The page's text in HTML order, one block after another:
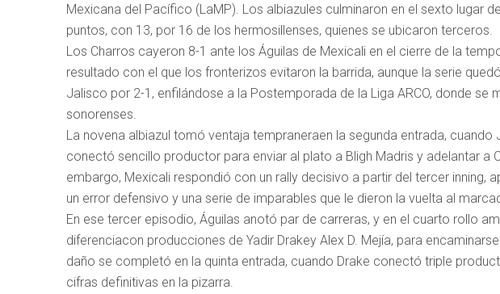
Mexicana del Pacífico (LaMP). Los albiazules culminaron en el sexto lugar
puntos, con 13, por 16 de los hermosillenses, quienes se ubicaron terceros.
Los Charros cayeron 8-1 ante los Águilas de Mexicali en el cierre de la
resultado con el que los fronterizos evitaron la barrida, aunque la serie
Jalisco por 2-1, enfilándose a la Postemporada de la Liga ARCO, donde se
sonorenses.
La novena albiazul tomó ventaja tempraneraen la segunda entrada, cuando
conectó sencillo productor para enviar al plato a Bligh Madris y adelantar a
embargo, Mexicali respondió con un rally decisivo a partir del tercer inning,
un error defensivo y una serie de imparables que le dieron la vuelta al
En ese tercer episodio, Águilas anotó par de carreras, y en el cuarto rollo
diferenciacon producciones de Yadir Drakey Alex D. Mejía, para
daño se completó en la quinta entrada, cuando Drake conectó triple
cifras definitivas en la pizarra.